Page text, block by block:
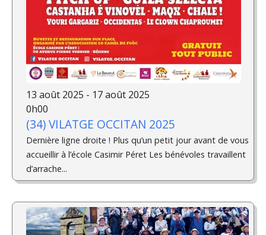
13 août 2025 - 17 août 2025
0h00
(34) VILATGE OCCITAN 2025
Dernière ligne droite ! Plus qu’un petit jour avant de vous
accueillir à l’école Casimir Péret Les bénévoles travaillent
d’arrache...